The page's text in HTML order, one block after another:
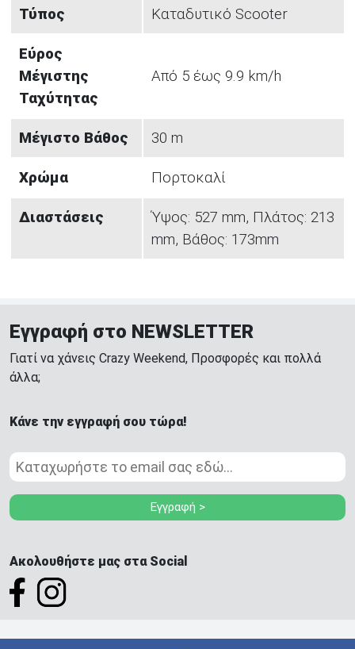
Τύπος Καταδυτικό Scooter
Εύρος
Μέγιστης
Ταχύτητας
Από 5 έως 9.9 km/h
Μέγιστο Βάθος 30 m
Χρώμα Πορτοκαλί
Διαστάσεις
Ύψος: 527 mm, Πλάτος: 213
mm, Βάθος: 173mm
Εγγραφή στο NEWSLETTER
Γιατί να χάνεις Crazy Weekend, Προσφορές και πολλά
άλλα;
Κάνε την εγγραφή σου τώρα!
Εγγραφή >
Ακολουθήστε μας στα Social